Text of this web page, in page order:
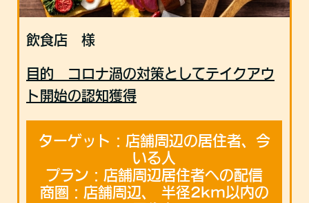
飲食店 様
目的 コロナ渦の対策としてテイクアウ
ト開始の認知獲得
ターゲット：店舗周辺の居住者、今
いる人
プラン：店舗周辺居住者への配信
商圏：店舗周辺、 半径2km以内の